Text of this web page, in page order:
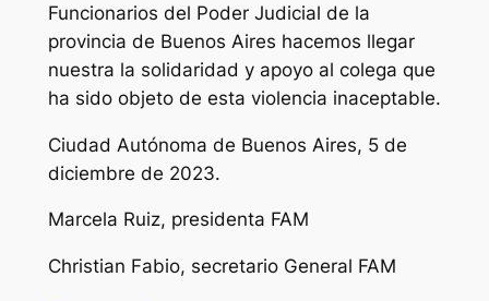
Funcionarios del Poder Judicial de la
provincia de Buenos Aires hacemos llegar
nuestra la solidaridad y apoyo al colega que
ha sido objeto de esta violencia inaceptable.
Ciudad Autónoma de Buenos Aires, 5 de
diciembre de 2023.
Marcela Ruiz, presidenta FAM
Christian Fabio, secretario General FAM